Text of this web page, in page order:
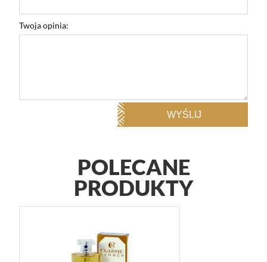
Twoja opinia:
WYŚLIJ
POLECANE
PRODUKTY